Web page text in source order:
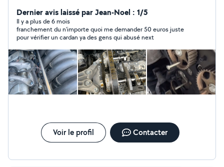
Dernier avis laissé par Jean-Noel : 1/5
Il y a plus de 6 mois
franchement du n'importe quoi me demander 50 euros juste
pour vérifier un cardan ya des gens qui abusé next
Voir le profil Contacter